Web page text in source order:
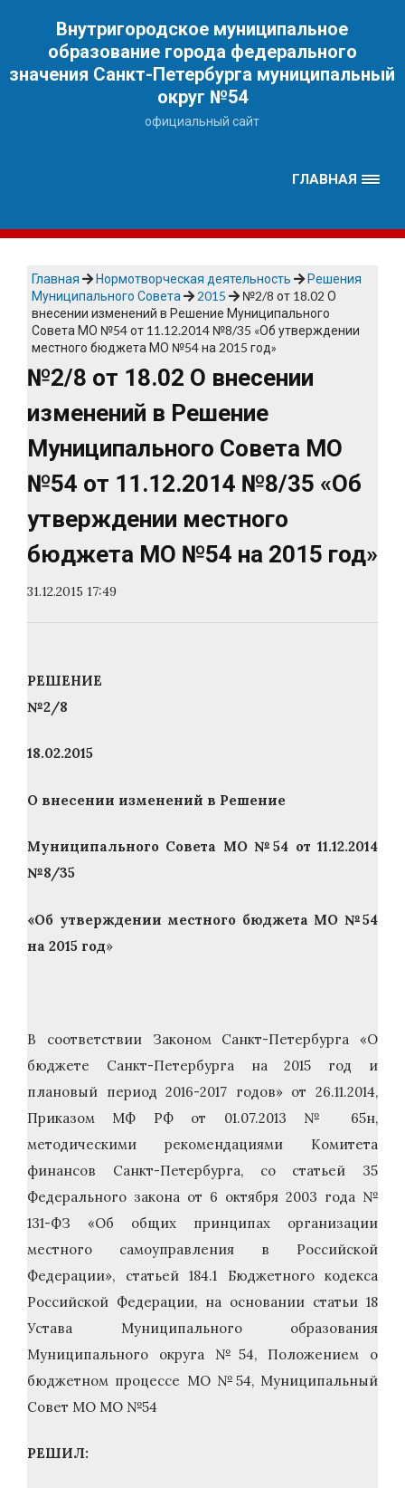
Внутригородское муниципальное
образование города федерального
значения Санкт-Петербурга муниципальный
округ №54
официальный сайт
ГЛАВНАЯ
Главная Нормотворческая деятельность
Решения
Муниципального Совета
2015
№2/8 от 18.02 О
внесении изменений в Решение Муниципального
Совета МО №54 от 11.12.2014 №8/35 «Об утверждении
местного бюджета МО №54 на 2015 год»
№2/8 от 18.02 О внесении
изменений в Решение
Муниципального Совета МО
№54 от 11.12.2014 №8/35 «Об
утверждении местного
бюджета МО №54 на 2015 год»
31.12.2015 17:49
РЕШЕНИЕ
№2/8
18.02.2015
О внесении изменений в Решение
Муниципального Совета МО №54 от 11.12.2014
№8/35
«Об утверждении местного бюджета МО №54
на 2015 год»
В соответствии Законом Санкт-Петербурга «О
бюджете Санкт-Петербурга на 2015 год и
плановый период 2016-2017 годов» от 26.11.2014,
Приказом МФ РФ от 01.07.2013 № 65н,
методическими рекомендациями Комитета
финансов Санкт-Петербурга, со статьей 35
Федерального закона от 6 октября 2003 года №
131-ФЗ «Об общих принципах организации
местного самоуправления в Российской
Федерации», статьей 184.1 Бюджетного кодекса
Российской Федерации, на основании статьи 18
Устава Муниципального образования
Муниципального округа №54, Положением о
бюджетном процессе МО №54, Муниципальный
Совет МО МО №54
РЕШИЛ: